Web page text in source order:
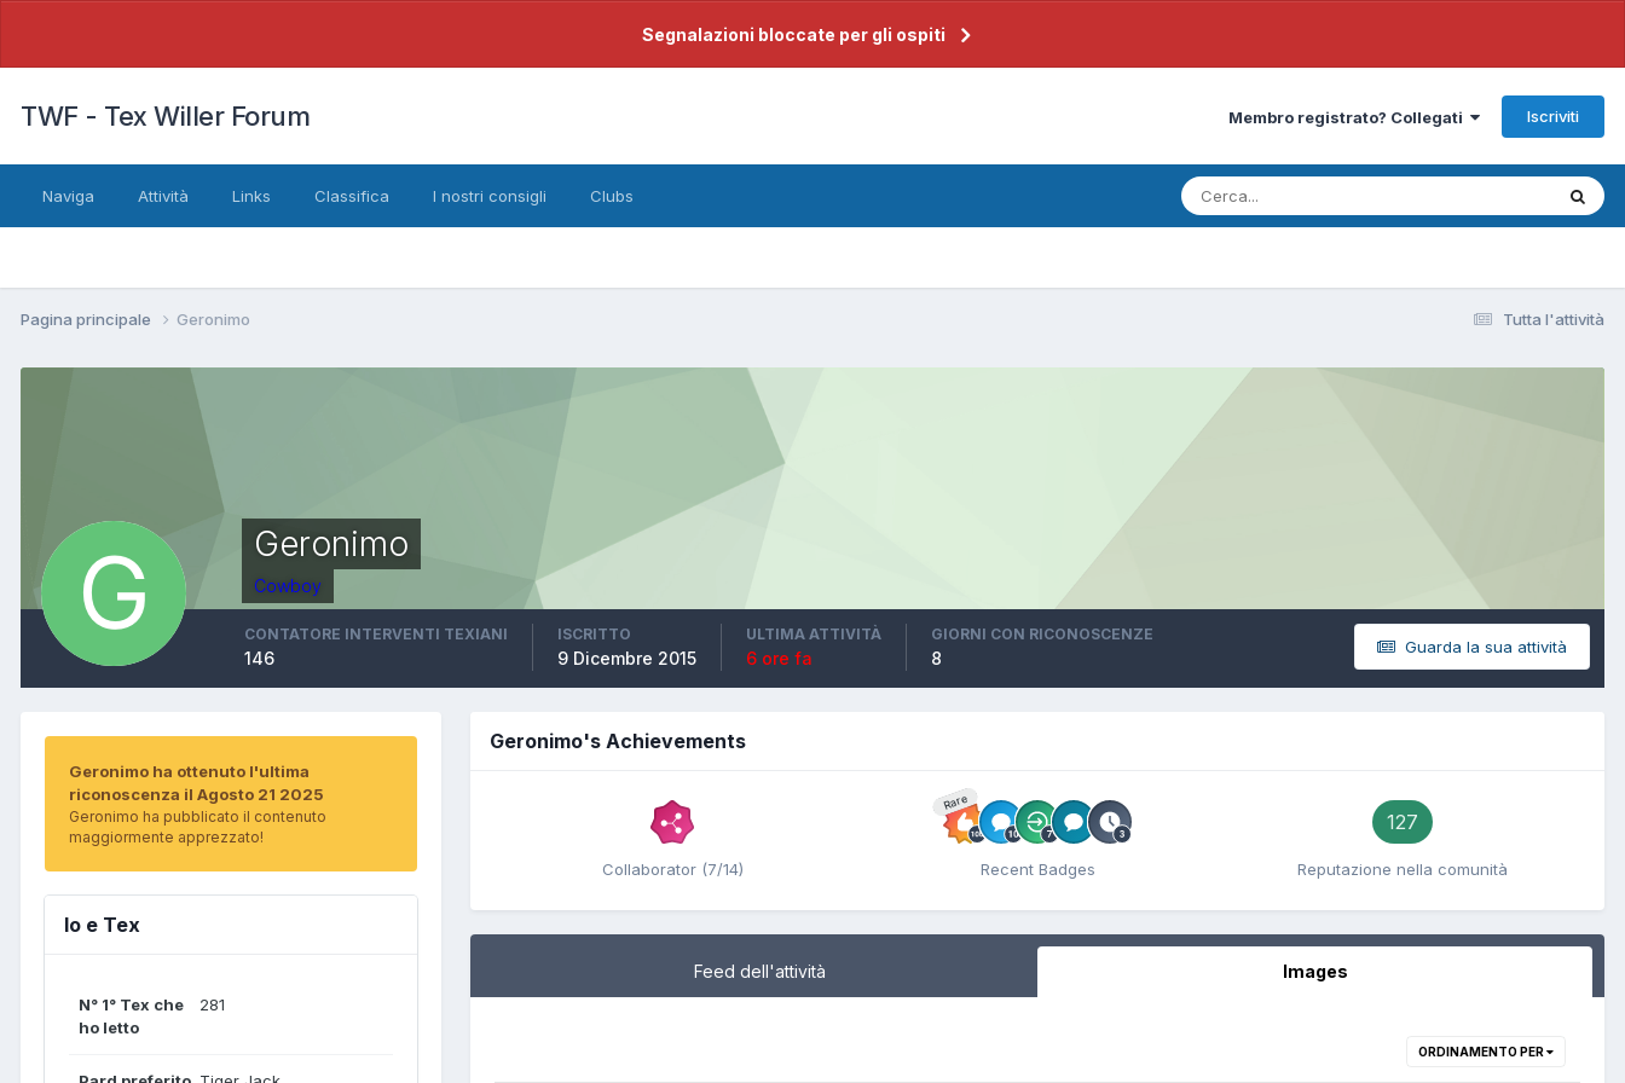
Segnalazioni bloccate per gli ospiti
TWF - Tex Willer Forum Membro registrato? Collegati Iscriviti
Naviga Attività Links Classifica I nostri consigli Clubs
Tutta l'attività
Pagina principale Geronimo
Geronimo
Cowboy
Guarda la sua attività
CONTATORE INTERVENTI TEXIANI
146
ISCRITTO
9 Dicembre 2015
ULTIMA ATTIVITÀ
6 ore fa
GIORNI CON RICONOSCENZE
8
Geronimo ha ottenuto l'ultima
riconoscenza il Agosto 21 2025
Geronimo ha pubblicato il contenuto
maggiormente apprezzato!
Io e Tex
N° 1° Tex che
ho letto
281
Geronimo's Achievements
Collaborator (7/14)
Rare
Recent Badges
127
Reputazione nella comunità
Feed dell'attività Images
ORDINAMENTO PER